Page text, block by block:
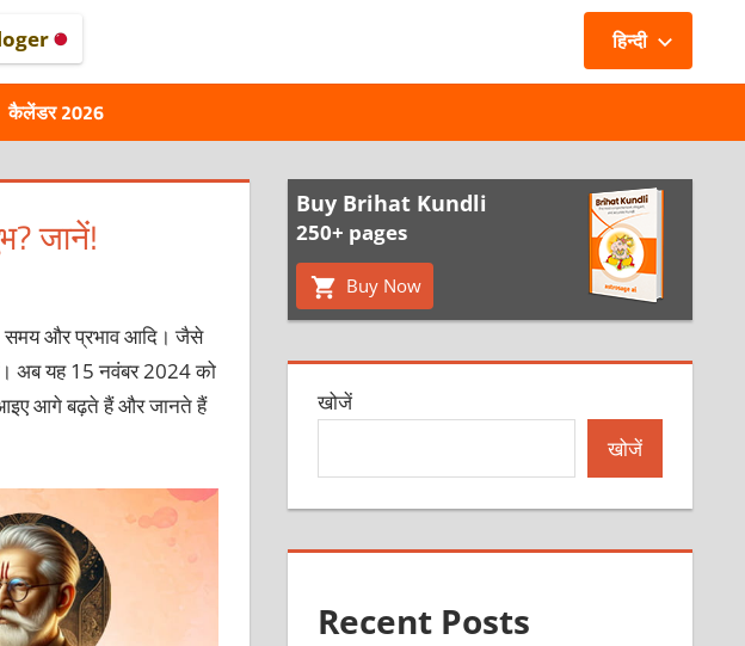
हिन्दी
कैलेंडर 2026
जानें!
समय और प्रभाव आदि। जैसे
अब यह 15 नवंबर 2024 को
आइए आगे बढ़ते हैं और जानते हैं
Buy Brihat Kundli
250+ pages
Buy Now
खोजें
खोजें
Recent Posts